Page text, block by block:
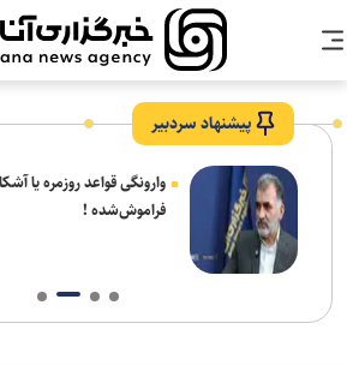
پیشنهاد سردبیر
وارونگی قواعد روزمره یا
فراموش‌شده !